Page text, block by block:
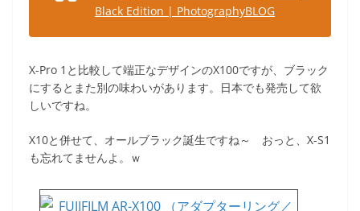
Black Edition | PhotographyBLOG
X-Pro 1と比較して端正なデザインのX100ですが、ブラック
にするとまた別の味わいがあります。日本でも発売して欲
しいですね。
X10と併せて、オールブラック誕生ですね～ おっと、X-S1
も忘れてませんよ。ｗ